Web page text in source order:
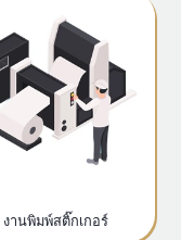
งานพิมพ์สติ๊กเกอร์